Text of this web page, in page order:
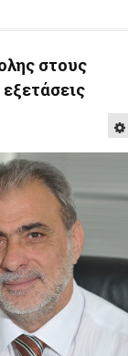
στους